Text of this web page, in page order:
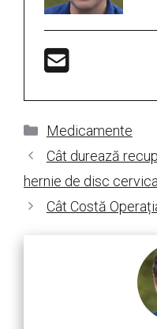
Categorii
Medicamente
Cât durează
hernie de disc
Cât Costă